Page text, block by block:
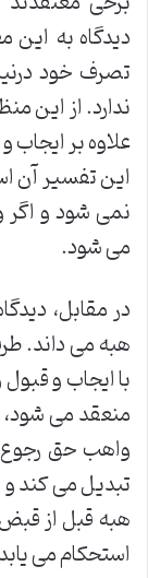
دیدگاه به این
تصرف خود
ندارد. از این
علاوه بر ایجاب
این تفسیر آن
نمی شود و
می شود.
در مقابل،
هبه می داند.
با ایجاب و
منعقد می شود،
واهب حق رجوع
تبدیل می کند
هبه قبل از
استحکام می